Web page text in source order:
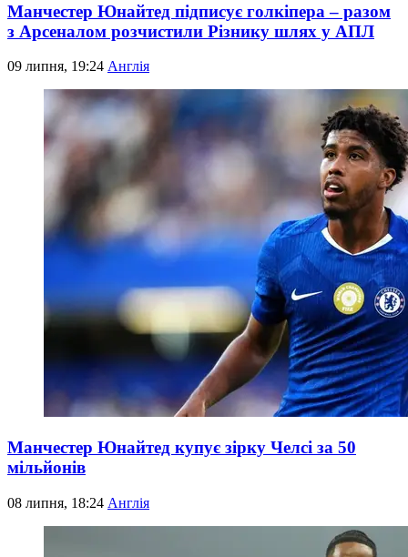
Манчестер Юнайтед підписує голкіпера – разом
з Арсеналом розчистили Різнику шлях у АПЛ
09 липня, 19:24 Англія
Манчестер Юнайтед купує зірку Челсі за 50
мільйонів
08 липня, 18:24 Англія